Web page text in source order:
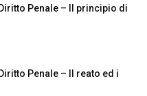
Penale – Il principio di
Penale – Il reato ed i